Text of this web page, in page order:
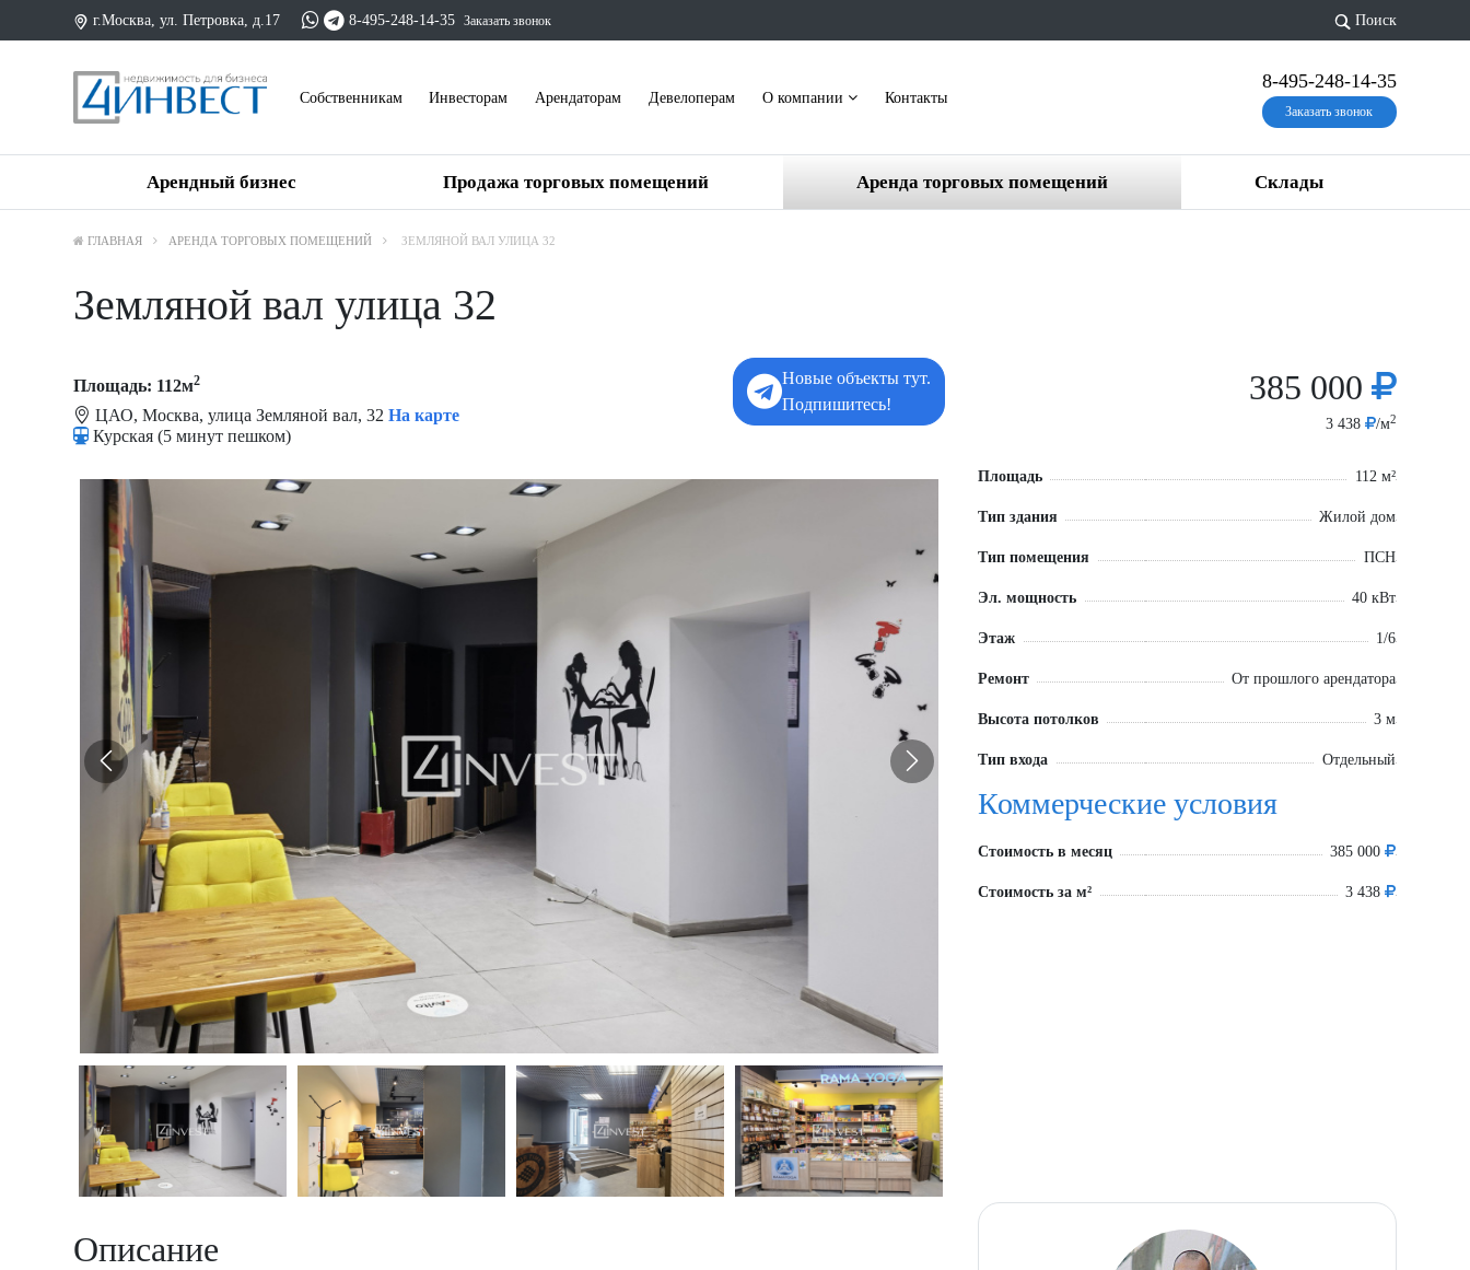
г.Москва, ул. Петровка, д.17 8-495-248-14-35 Заказать звонок Поиск
Cобственникам Инвесторам Арендаторам Девелоперам О компании Контакты
8-495-248-14-35
Заказать звонок
Арендный бизнес Продажа торговых помещений Аренда торговых помещений Склады
ГЛАВНАЯ АРЕНДА ТОРГОВЫХ ПОМЕЩЕНИЙ ЗЕМЛЯНОЙ ВАЛ УЛИЦА 32
Земляной вал улица 32
Площадь: 112м2
ЦАО, Москва, улица Земляной вал, 32 На карте
Курская (5 минут пешком)
Новые объекты тут.
Подпишитесь!
385 000
3 438 /м2
Площадь 112 м²
Тип здания Жилой дом
Тип помещения ПСН
Эл. мощность 40 кВт
Этаж 1/6
Ремонт От прошлого арендатора
Высота потолков 3 м
Тип входа Отдельный
Коммерческие условия
Стоимость в месяц 385 000
Стоимость за м² 3 438
Описание